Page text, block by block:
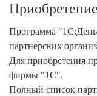
Программа
партнерских
Для приобретения
фирмы "1С".
Полный список